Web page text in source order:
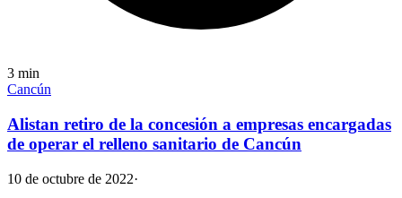
3 min
Cancún
Alistan retiro de la concesión a empresas encargadas
de operar el relleno sanitario de Cancún
10 de octubre de 2022·